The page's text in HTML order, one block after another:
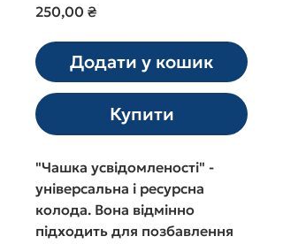
250,00 ₴Ціна
Додати у кошик
Купити
"Чашка усвідомленості" -
універсальна і ресурсна
колода. Вона відмінно
підходить для позбавлення